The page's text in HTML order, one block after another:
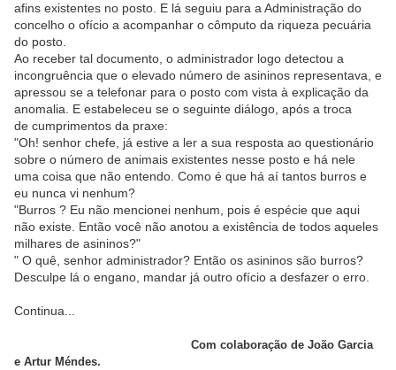
afins existentes no posto. E lá seguiu para a Administração do
concelho o ofício a acompanhar o cômputo da riqueza pecuária
do posto.
Ao receber tal documento, o administrador logo detectou a
incongruência que o elevado número de asininos representava, e
apressou se a telefonar para o posto com vista à explicação da
anomalia. E estabeleceu se o seguinte diálogo, após a troca
de cumprimentos da praxe:
"Oh! senhor chefe, já estive a ler a sua resposta ao questionário
sobre o número de animais existentes nesse posto e há nele
uma coisa que não entendo. Como é que há aí tantos burros e
eu nunca vi nenhum?
"Burros ? Eu não mencionei nenhum, pois é espécie que aqui
não existe. Então você não anotou a existência de todos aqueles
milhares de asininos?"
" O quê, senhor administrador? Então os asininos são burros?
Desculpe lá o engano, mandar já outro ofício a desfazer o erro.
Continua...
Com colaboração de João Garcia
e Artur Méndes.